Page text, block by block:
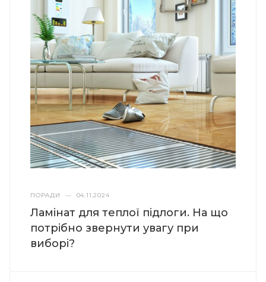
ПОРАДИ — 04.11.2024
Ламінат для теплої підлоги. На що
потрібно звернути увагу при
виборі?